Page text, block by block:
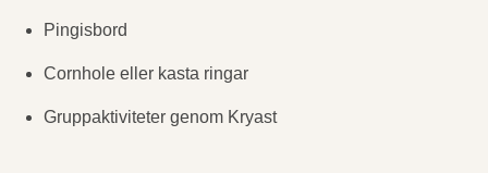
Pingisbord
Cornhole eller kasta ringar
Gruppaktiviteter genom Kryast